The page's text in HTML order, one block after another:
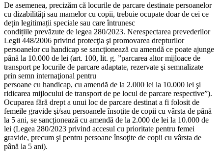
De asemenea, precizăm că locurile de parcare destinate persoanelor
cu dizabilități sau mamelor cu copii, trebuie ocupate doar de cei ce
dețin legitimații speciale sau care întrunesc
condițiile prevăzute de legea 280/2023. Nerespectarea prevederilor
Legii 448/2006 privind protecţia şi promovarea drepturilor
persoanelor cu handicap se sancționează cu amendă ce poate ajunge
până la 10.000 de lei (art. 100, lit. g. ”parcarea altor mijloace de
transport pe locurile de parcare adaptate, rezervate şi semnalizate
prin semn internaţional pentru
persoane cu handicap, cu amendă de la 2.000 lei la 10.000 lei şi
ridicarea mijlocului de transport de pe locul de parcare respective”).
Ocuparea fără drept a unui loc de parcare destinat a fi folosit de
femeile gravide şi/sau persoanele însoţite de copii cu vârsta de până
la 5 ani, se sancționează cu amendă de la 2.000 de lei la 10.000 de
lei (Legea 280/2023 privind accesul cu prioritate pentru femei
gravide, precum şi pentru persoane însoţite de copii cu vârsta de
până la 5 ani).